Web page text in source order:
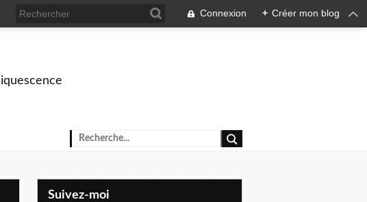
Connexion + Créer mon blog
Suivez-moi